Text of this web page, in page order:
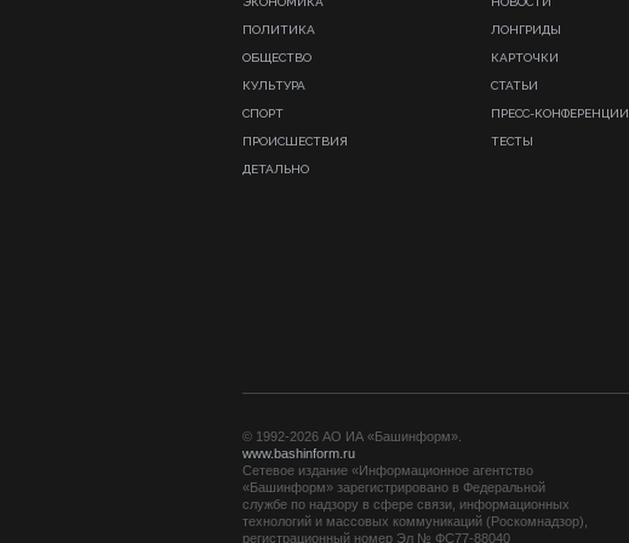
ПОЛИТИКА
ОБЩЕСТВО
КУЛЬТУРА
СПОРТ
ПРОИСШЕСТВИЯ
ДЕТАЛЬНО
ЛОНГРИДЫ
КАРТОЧКИ
СТАТЬИ
ПРЕСС-КОНФЕРЕНЦИИ
ТЕСТЫ
© 1992-2026 АО ИА «Башинформ».
www.bashinform.ru
Сетевое издание «Информационное агентство
«Башинформ» зарегистрировано в Федеральной
службе по надзору в сфере связи, информационных
технологий и массовых коммуникаций (Роскомнадзор),
регистрационный номер Эл № ФС77-88040